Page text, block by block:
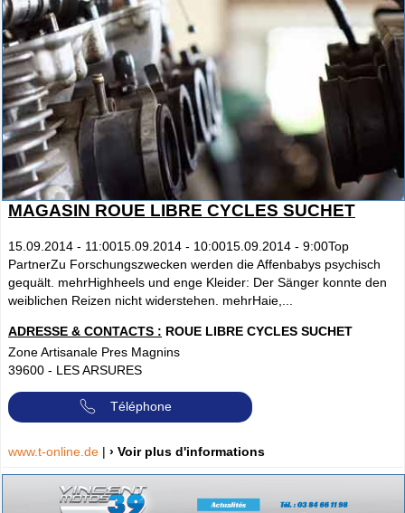
MAGASIN ROUE LIBRE CYCLES SUCHET
15.09.2014 - 11:0015.09.2014 - 10:0015.09.2014 - 9:00Top
PartnerZu Forschungszwecken werden die Affenbabys psychisch
gequält. mehrHighheels und enge Kleider: Der Sänger konnte den
weiblichen Reizen nicht widerstehen. mehrHaie,...
ADRESSE & CONTACTS : ROUE LIBRE CYCLES SUCHET
Zone Artisanale Pres Magnins
39600 - LES ARSURES
Téléphone
www.t-online.de | › Voir plus d'informations